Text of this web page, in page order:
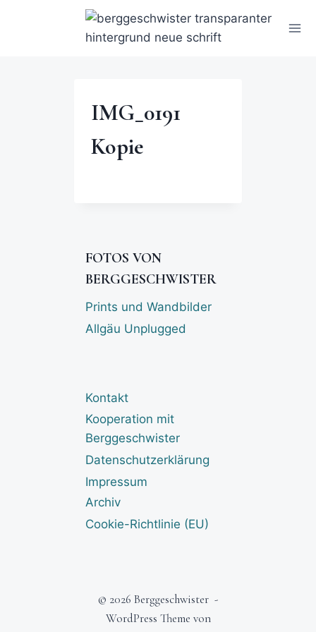
IMG_0191
Kopie
FOTOS VON
BERGGESCHWISTER
Prints und Wandbilder
Allgäu Unplugged
Kontakt
Kooperation mit
Berggeschwister
Datenschutzerklärung
Impressum
Archiv
Cookie-Richtlinie (EU)
© 2026 Berggeschwister -
WordPress Theme von